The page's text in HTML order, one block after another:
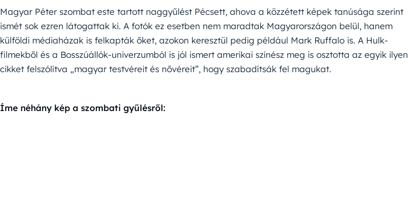
Magyar Péter szombat este tartott naggyűlést Pécsett, ahova a közzétett képek tanúsága szerint
ismét sok ezren látogattak ki. A fotók ez esetben nem maradtak Magyarországon belül, hanem
külföldi médiaházak is felkapták őket, azokon keresztül pedig például Mark Ruffalo is. A Hulk-
filmekből és a Bosszúállók-univerzumból is jól ismert amerikai színész meg is osztotta az egyik ilyen
cikket felszólítva „magyar testvéreit és nővéreit”, hogy szabadítsák fel magukat.
Íme néhány kép a szombati gyűlésről: